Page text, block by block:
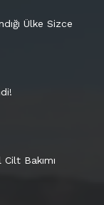
Ülke Sizce
Bakımı